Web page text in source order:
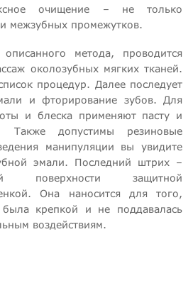
очищение – не только
межзубных промежутков.
метода, проводится
околозубных мягких тканей.
процедур. Далее последует
и фторирование зубов. Для
и блеска применяют пасту и
Также допустимы резиновые
манипуляции вы увидите
эмали. Последний штрих –
поверхности защитной
Она наносится для того,
крепкой и не поддавалась
воздействиям.